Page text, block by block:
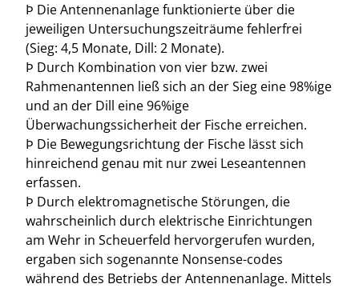
Þ Die Antennenanlage funktionierte über die
jeweiligen Untersuchungszeiträume fehlerfrei
(Sieg: 4,5 Monate, Dill: 2 Monate).
Þ Durch Kombination von vier bzw. zwei
Rahmenantennen ließ sich an der Sieg eine 98%ige
und an der Dill eine 96%ige
Überwachungssicherheit der Fische erreichen.
Þ Die Bewegungsrichtung der Fische lässt sich
hinreichend genau mit nur zwei Leseantennen
erfassen.
Þ Durch elektromagnetische Störungen, die
wahrscheinlich durch elektrische Einrichtungen
am Wehr in Scheuerfeld hervorgerufen wurden,
ergaben sich sogenannte Nonsense-codes
während des Betriebs der Antennenanlage. Mittels